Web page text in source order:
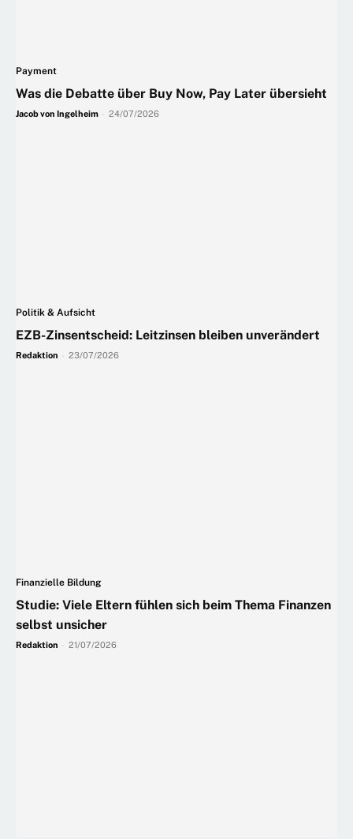
Payment
Was die Debatte über Buy Now, Pay Later übersieht
Jacob von Ingelheim 24/07/2026
Politik & Aufsicht
EZB-Zinsentscheid: Leitzinsen bleiben unverändert
Redaktion 23/07/2026
Finanzielle Bildung
Studie: Viele Eltern fühlen sich beim Thema Finanzen
selbst unsicher
Redaktion 21/07/2026